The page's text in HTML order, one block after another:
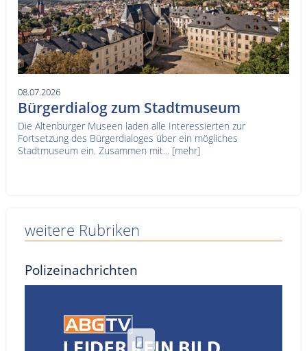
08.07.2026
Bürgerdialog zum Stadtmuseum
Die Altenburger Museen laden alle Interessierten zur
Fortsetzung des Bürgerdialoges über ein mögliches
Stadtmuseum ein. Zusammen mit... [mehr]
weitere Rubriken
Polizeinachrichten